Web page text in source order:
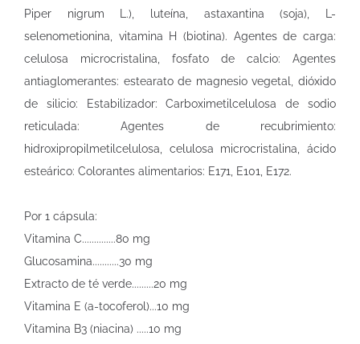
Piper nigrum L.), luteína, astaxantina (soja), L-
selenometionina, vitamina H (biotina). Agentes de carga:
celulosa microcristalina, fosfato de calcio: Agentes
antiaglomerantes: estearato de magnesio vegetal, dióxido
de silicio: Estabilizador: Carboximetilcelulosa de sodio
reticulada: Agentes de recubrimiento:
hidroxipropilmetilcelulosa, celulosa microcristalina, ácido
esteárico: Colorantes alimentarios: E171, E101, E172.
Por 1 cápsula:
Vitamina C..............80 mg
Glucosamina...........30 mg
Extracto de té verde.........20 mg
Vitamina E (a-tocoferol)...10 mg
Vitamina B3 (niacina) .....10 mg